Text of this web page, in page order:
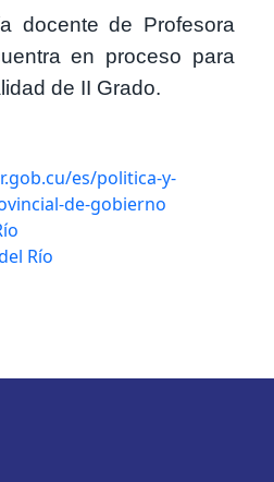
docente de Profesora
en proceso para
de II Grado.
es/politica-y-
de-gobierno
Río